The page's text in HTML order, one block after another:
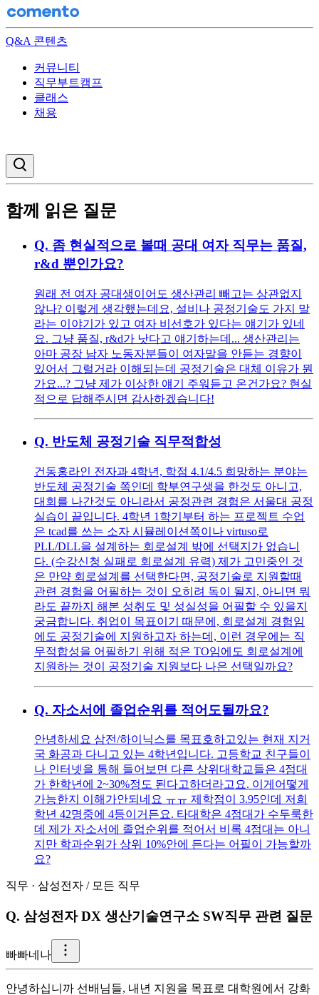
Q&A 콘텐츠
커뮤니티
직무부트캠프
클래스
채용
함께 읽은 질문
Q. 좀 현실적으로 볼때 공대 여자 직무는 품질,
r&d 뿐인가요?
원래 전 여자 공대생이어도 생산관리 빼고는 상관없지
않나? 이렇게 생각했는데요, 설비나 공정기술도 가지 말
라는 이야기가 있고 여자 비선호가 있다는 얘기가 있네
요. 그냥 품질, r&d가 낫다고 얘기하는데... 생산관리는
아마 공장 남자 노동자분들이 여자말을 안듣는 경향이
있어서 그럴거라 이해되는데 공정기술은 대체 이유가 뭔
가요...? 그냥 제가 이상한 얘기 주워듣고 온건가요? 현실
적으로 답해주시면 감사하겠습니다!
Q. 반도체 공정기술 직무적합성
건동홍라인 전자과 4학년, 학점 4.1/4.5 희망하는 분야는
반도체 공정기술 쪽인데 학부연구생을 한것도 아니고,
대회를 나간것도 아니라서 공정관련 경험은 서울대 공정
실습이 끝입니다. 4학년 1학기부터 하는 프로젝트 수업
은 tcad를 쓰는 소자 시뮬레이션쪽이나 virtuso로
PLL/DLL을 설계하는 회로설계 밖에 선택지가 없습니
다. (수강신청 실패로 회로설계 유력) 제가 고민중인 것
은 만약 회로설계를 선택한다면, 공정기술로 지원할때
관련 경험을 어필하는 것이 오히려 독이 될지, 아니면 뭐
라도 끝까지 해본 성취도 및 성실성을 어필할 수 있을지
궁금합니다. 취업이 목표이기 때문에, 회로설계 경험임
에도 공정기술에 지원하고자 하는데, 이런 경우에는 직
무적합성을 어필하기 위해 적은 TO임에도 회로설계에
지원하는 것이 공정기술 지원보다 나은 선택일까요?
Q. 자소서에 졸업순위를 적어도될까요?
안녕하세요 삼전/하이닉스를 목표호하고있는 현재 지거
국 화공과 다니고 있는 4학년입니다. 고등학교 친구들이
나 인터넷을 통해 들어보면 다른 상위대학교들은 4점대
가 한학년에 2~30%정도 된다고하더라고요. 이게어떻게
가능한지 이해가안되네요 ㅠㅠ 제학점이 3.95인데 저희
학년 42명중에 4등이거든요. 타대학은 4점대가 수두룩한
데 제가 자소서에 졸업순위를 적어서 비록 4점대는 아니
지만 학과순위가 상위 10%안에 든다는 어필이 가능할까
요?
직무 · 삼성전자 / 모든 직무
Q. 삼성전자 DX 생산기술연구소 SW직무 관련 질문
빠빠네나
안녕하십니까 선배님들, 내년 지원을 목표로 대학원에서 강화